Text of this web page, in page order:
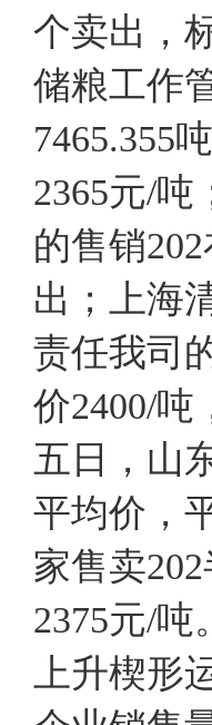
个卖出，
储粮工作
7465.355
2365元/
的售销
出；上海
责任我司
价2400/
五日，山
平均价，
家售卖
2375元/
上升楔形